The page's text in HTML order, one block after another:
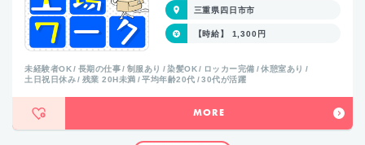
三重県四日市市
【時給】 1,300円
未経験者OK 長期の仕事 制服あり 染髪OK ロッカー完備
休憩室あり
土日祝日休み
残業 20H未満 平均年齢20代 30代が活躍
MORE